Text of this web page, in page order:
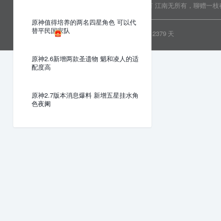
原神值得培养的两名四星角色 可以代
替平民国家队
原神2.6新增两款圣遗物 魈和凌人的适
配度高
原神2.7版本消息爆料 新增五星挂水角
色夜阑
Copyright © 2022 乐分享 版权所有 江南无所有，聊赠一枝
粤ICP备19081718号 2379 天